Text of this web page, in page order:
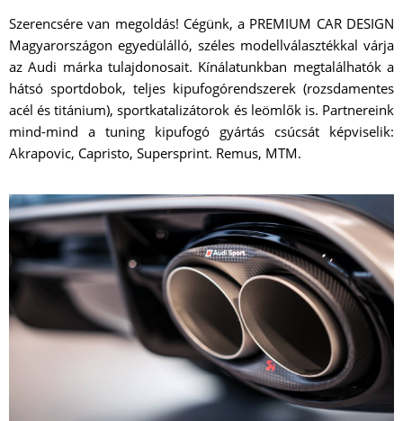
Szerencsére van megoldás! Cégünk, a PREMIUM CAR DESIGN
Magyarországon egyedülálló, széles modellválasztékkal várja
az Audi márka tulajdonosait. Kínálatunkban megtalálhatók a
hátsó sportdobok, teljes kipufogórendszerek (rozsdamentes
acél és titánium), sportkatalizátorok és leömlők is. Partnereink
mind-mind a tuning kipufogó gyártás csúcsát képviselik:
Akrapovic, Capristo, Supersprint. Remus, MTM.